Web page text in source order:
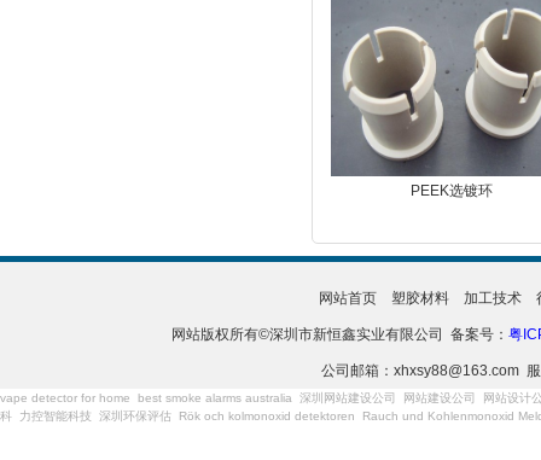
PEEK选镀环
网站首页 塑胶材料 加工技术
网站版权所有©深圳市新恒鑫实业有限公司 备案号： 粤
公司邮箱：xhxsy88@163.com
vape detector for home best smoke alarms australia 深圳网站建设公司 网站建设公司
网站设计
科
力控智能科技 深圳环保评估 Rök och kolmonoxid detektoren Rauch und Kohlenmonoxid